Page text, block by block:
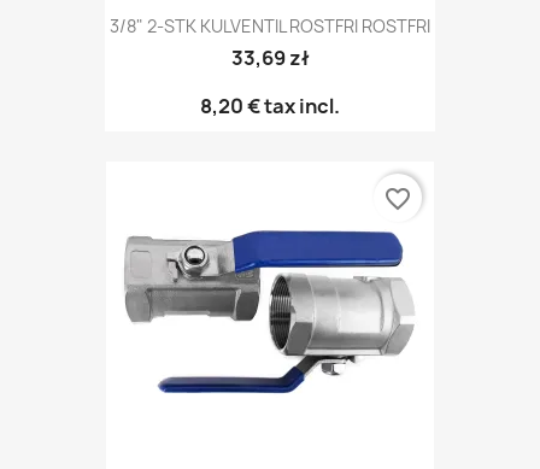
3/8" 2-STK KULVENTIL ROSTFRI ROSTFRI
33,69 zł
8,20 €tax incl.
favorite_border